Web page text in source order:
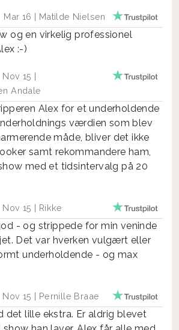
Mar 16 | Matilde Nielsen
og en virkelig professionel
:-)
Nov 15 |
Andale
Alex for et underholdende
værdien som blev
måde, bliver det ikke
samt rekommandere ham,
med et tidsintervalg på 20
Nov 15 | Rikke
- og strippede for min veninde
Det var hverken vulgært eller
underholdende - og max
Nov 15 | Pernille Braae
det lille ekstra. Er aldrig blevet